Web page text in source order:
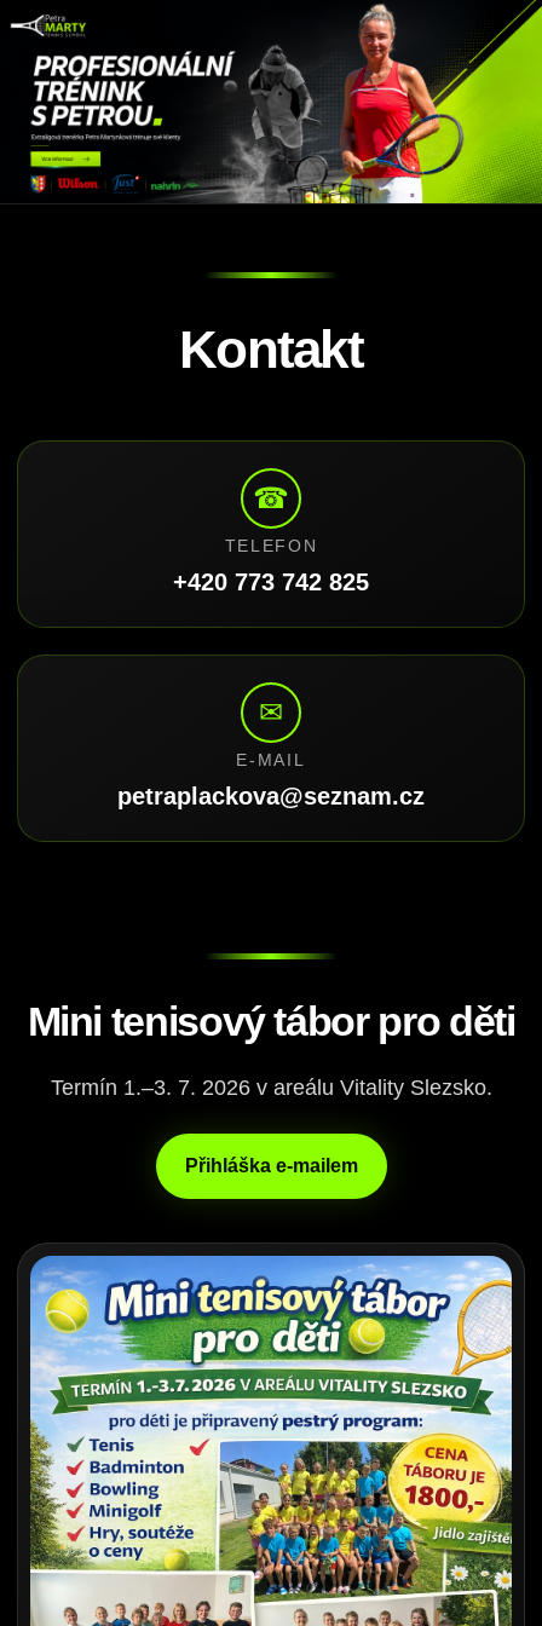
Kontakt
☎
TELEFON
+420 773 742 825
✉
E-MAIL
petraplackova@seznam.cz
Mini tenisový tábor pro děti
Termín 1.–3. 7. 2026 v areálu Vitality Slezsko.
Přihláška e-mailem